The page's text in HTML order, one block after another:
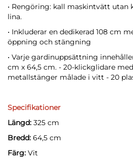
• Rengöring: kall maskintvätt utan
lina.
• Inkluderar en dedikerad 108 cm
öppning och stängning
• Varje gardinuppsättning
cm x 64,5 cm. - 20-klickglidare
metallstänger målade i vitt - 20
Specifikationer
Längd: 325 cm
Bredd: 64,5 cm
Färg: Vit